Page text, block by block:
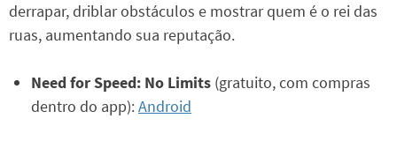
derrapar, driblar obstáculos e mostrar quem é o rei das
ruas, aumentando sua reputação.
Need for Speed: No Limits (gratuito, com compras
dentro do app):Android